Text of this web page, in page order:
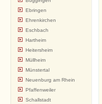
Ebringen
Ehrenkirchen
Eschbach
Hartheim
Heitersheim
Müllheim
Münstertal
Neuenburg am Rhein
Pfaffenweiler
Schallstadt